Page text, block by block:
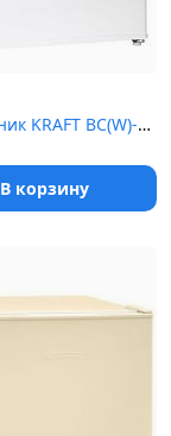
Холодильник KRAFT BC(W)-75 (63*44,5*61)
В корзину